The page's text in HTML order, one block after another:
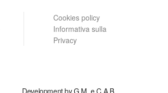
Cookies policy
Informativa sulla
Privacy
Development by G.M. e C.A.B.